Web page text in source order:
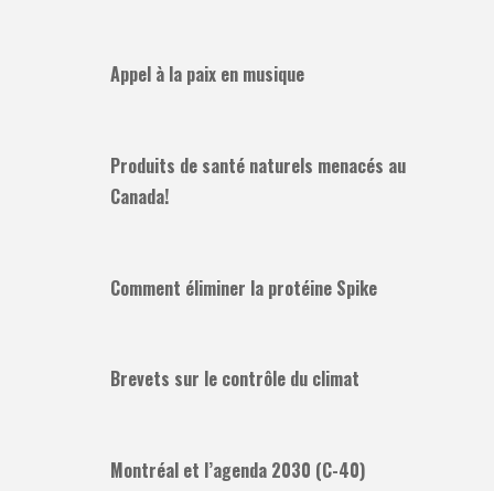
Appel à la paix en musique
Produits de santé naturels menacés au
Canada!
Comment éliminer la protéine Spike
Brevets sur le contrôle du climat
Montréal et l’agenda 2030 (C-40)